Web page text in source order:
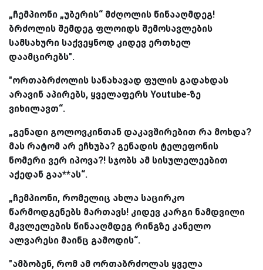
„ჩემპიონი „უბერის“ მძღოლის წინააღმდეგ!
ბრძოლის შემდეგ ფლოიდს შემოსავლების
სამსახური საქვეყნოდ კიდევ ერთხელ
დაამცირებს".
"ორთაბრძოლის სანახავად ფულის გადახდას
არავინ აპირებს, ყველაფერს Youtube-ზე
ვიხილავთ“.
„გენადი გოლოვკინთან დაკავშირებით რა მოხდა?
მას რატომ არ ეჩხუბა? გენადის ტელეფონის
ნომერი ვერ იპოვა?! სჯობს ამ სისულელეებით
აქედან გაა**ას“.
„ჩემპიონი, რომელიც ახლა საცირკო
წარმოდგენებს მართავს! კიდევ კარგი ნამდვილი
მკვლელების წინააღმდეგ რინგზე კანელო
ალვარესი მაინც გამოდის“.
"ამბობენ, რომ ამ ორთაბრძოლას ყველა